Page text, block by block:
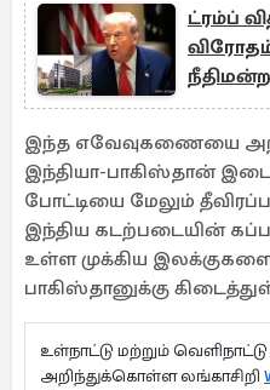
ட்ரம்ப்
இந்த எவேவுகணையை
இந்தியா-பாகிஸ்தான்
போட்டியை மேலும்
இந்திய கடற்படையின்
உள்ள முக்கிய இலக்குகளை
பாகிஸ்தானுக்கு
உள்நாட்டு மற்றும்
அறிந்துக்கொள்ள லங்காசிறி